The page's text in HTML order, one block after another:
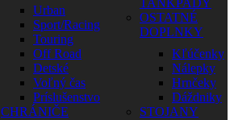
Urban
Sport/Racing
Touring
Off Road
Detské
Voľný čas
Príslušenstvo
CHRÁNIČE
TANKPADY
OSTATNÉ
DOPLNKY
Kľúčenky
Nálepky
Hrnčeky
Dáždniky
STOJANY